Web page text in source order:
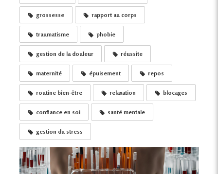
grossesse rapport au corps
traumatisme phobie
gestion de la douleur réussite
maternité épuisement repos
routine bien-être relaxation blocages
confiance en soi santé mentale
gestion du stress